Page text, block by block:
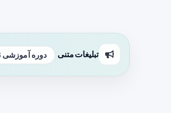
تبلیغات متنی دوره آموزشی ATLS